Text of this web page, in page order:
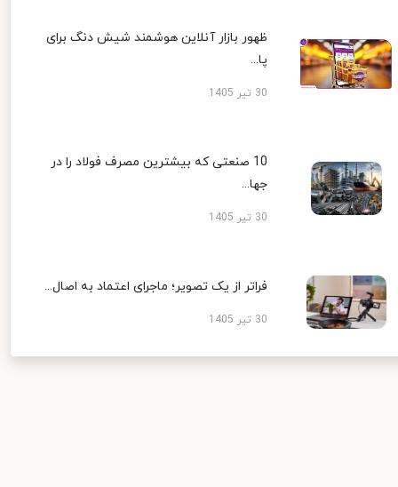
ظهور بازار آنلاین هوشمند شیش دنگ برای
پا...
30 تیر 1405
10 صنعتی که بیشترین مصرف فولاد را در
جها...
30 تیر 1405
فراتر از یک تصویر؛ ماجرای اعتماد به اصال...
30 تیر 1405